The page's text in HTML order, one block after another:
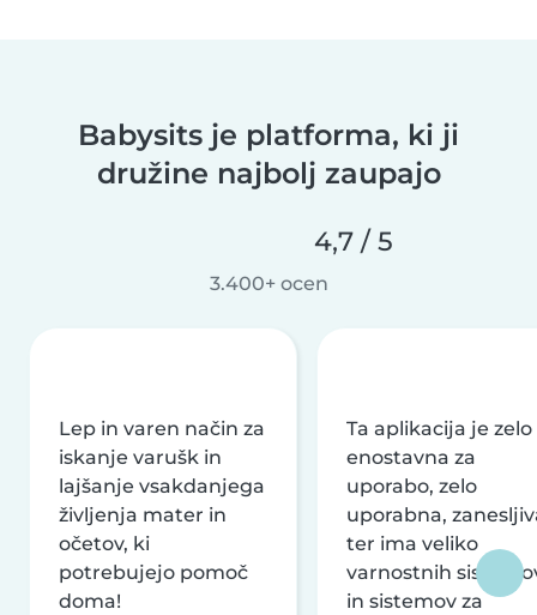
Babysits je platforma, ki ji
družine najbolj zaupajo
4,7 / 5
3.400+ ocen
Lep in varen način za
iskanje varušk in
lajšanje vsakdanjega
življenja mater in
očetov, ki
potrebujejo pomoč
doma!
Ta aplikacija je zelo
enostavna za
uporabo, zelo
uporabna,
ter ima veliko
varnostnih
in sistemov za